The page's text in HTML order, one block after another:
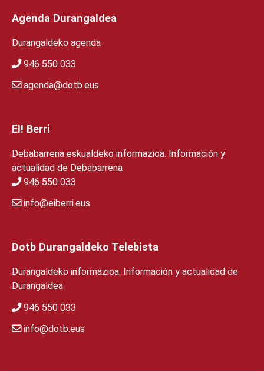
Agenda Durangaldea
Durangaldeko agenda
946 550 033
agenda@dotb.eus
EI! Berri
Debabarrena eskualdeko informazioa. Información y
actualidad de Debabarrena
946 550 033
info@eiberri.eus
Dotb Durangaldeko Telebista
Durangaldeko informazioa. Información y actualidad de
Durangaldea
946 550 033
info@dotb.eus